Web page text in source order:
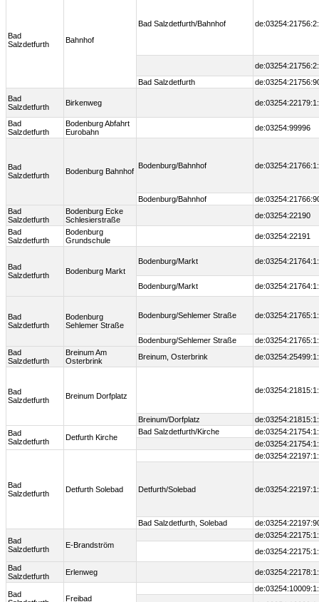
Bad
Salzdetfurth
Bahnhof
Bad Salzdetfurth/Bahnhof
Bad Salzdetfurth
Bad
Salzdetfurth
Birkenweg
Bad
Salzdetfurth
Bodenburg Abfahrt
Eurobahn
de:03254:99996
Bad
Salzdetfurth
Bodenburg Bahnhof
Bodenburg/Bahnhof
Bodenburg/Bahnhof
Bad
Salzdetfurth
Bodenburg Ecke
Schlesierstraße
de:03254:22190
Bad
Salzdetfurth
Bodenburg
Grundschule
de:03254:22191
Bad
Salzdetfurth
Bodenburg Markt
Bodenburg/Markt
Bodenburg/Markt
Bad
Salzdetfurth
Bodenburg
Sehlemer Straße
Bodenburg/Sehlemer Straße
Bodenburg/Sehlemer Straße
Bad
Salzdetfurth
Breinum Am
Osterbrink
Breinum, Osterbrink
Bad
Salzdetfurth
Breinum Dorfplatz
Breinum/Dorfplatz
Bad
Salzdetfurth
Detfurth Kirche
Bad Salzdetfurth/Kirche
Bad
Salzdetfurth
Detfurth Solebad Detfurth/Solebad
Bad Salzdetfurth, Solebad
Bad
Salzdetfurth
E-Brandström
Bad
Salzdetfurth
Erlenweg
Bad
Freibad